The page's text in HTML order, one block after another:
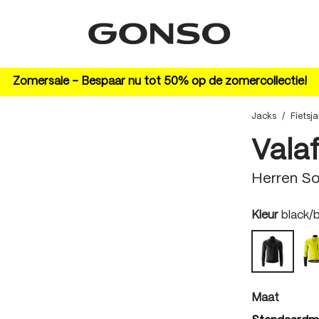
Zomersale – Bespaar nu tot 50% op de zomercollectie!
Jacks /
Herren
Kleur black/
black/
Maat